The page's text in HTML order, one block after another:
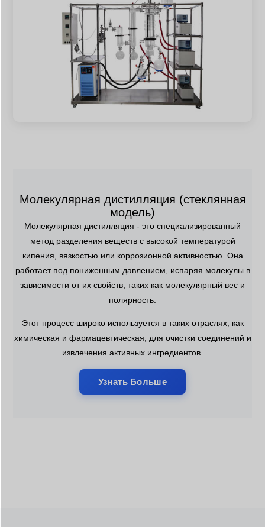
Молекулярная дистилляция (стеклянная
модель)
Молекулярная дистилляция - это специализированный
метод разделения веществ с высокой температурой
кипения, вязкостью или коррозионной активностью. Она
работает под пониженным давлением, испаряя молекулы в
зависимости от их свойств, таких как молекулярный вес и
полярность.
Этот процесс широко используется в таких отраслях, как
химическая и фармацевтическая, для очистки соединений и
извлечения активных ингредиентов.
Узнать Больше